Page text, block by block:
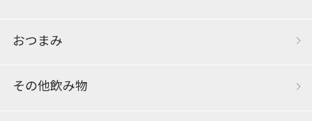
おつまみ
その他飲み物